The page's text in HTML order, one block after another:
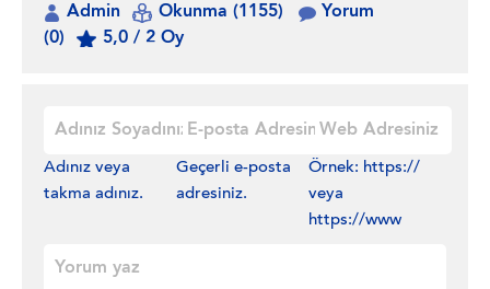
Admin Okunma (1155)
Yorum
(0)
5,0 / 2 Oy
Adınız veya
takma adınız.
Geçerli e-posta
adresiniz.
Örnek: https://
veya
https://www